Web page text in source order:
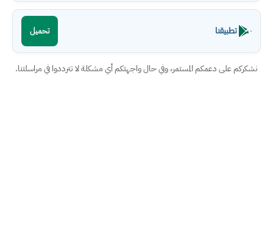
تطبيقنا تحميل
نشكركم على دعمكم المستمر، وفي حال واجهتكم أي مشكلة لا تترددوا في مراسلتنا.